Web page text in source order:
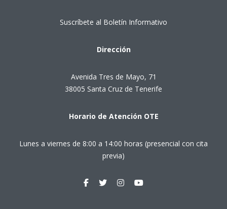
Suscríbete al Boletín Informativo
Dirección
Avenida Tres de Mayo, 71
38005 Santa Cruz de Tenerife
Horario de Atención OTE
Lunes a viernes de 8:00 a 14:00 horas (presencial con cita
previa)